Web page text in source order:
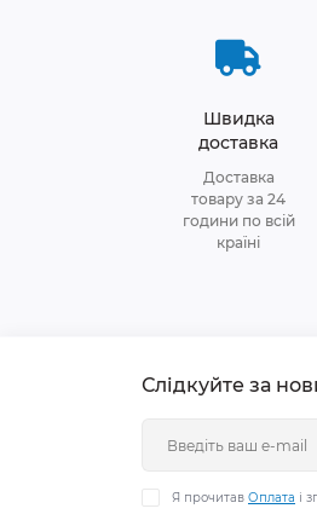
Швидка
доставка
Доставка
товару за 24
години по всій
країні
Слідкуйте за
Я прочитав Оплата і